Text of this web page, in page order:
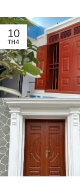
10
TH4